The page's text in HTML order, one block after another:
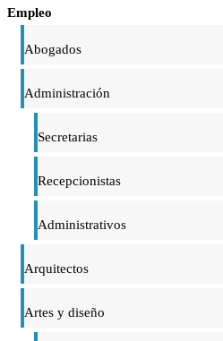
Empleo
Abogados
Administración
Secretarias
Recepcionistas
Administrativos
Arquitectos
Artes y diseño